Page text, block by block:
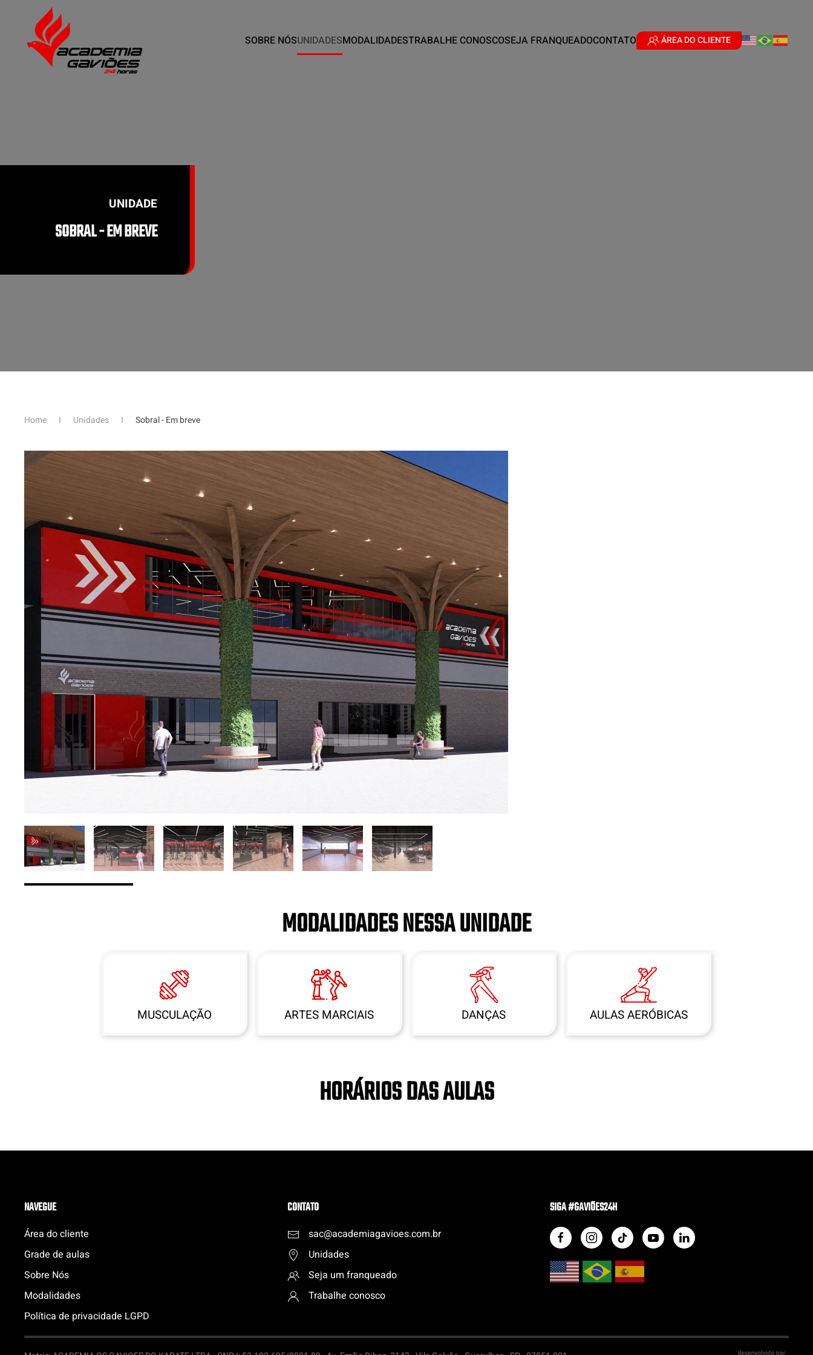
Skip to main content SOBRE NÓSUNIDADESMODALIDADESTRABALHE CONOSCOSEJA FRANQUEADOCONTATO ÁREA DO CLIENTE
UNIDADE
SOBRAL - EM BREVE
Home Unidades Sobral - Em breve
MODALIDADES NESSA UNIDADE
MUSCULAÇÃO ARTES MARCIAIS DANÇAS AULAS AERÓBICAS
HORÁRIOS DAS AULAS
NAVEGUE
Área do cliente
Grade de aulas
Sobre Nós
Modalidades
Política de privacidade LGPD
CONTATO
sac@academiagavioes.com.br
Unidades
Seja um franqueado
Trabalhe conosco
SIGA #GAVIÕES24H